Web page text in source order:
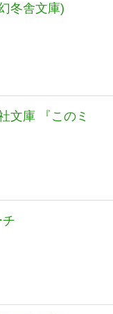
冬舎文庫)
文庫 『このミ